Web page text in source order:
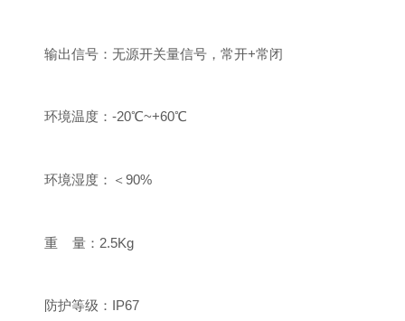
输出信号：无源开关量信号，常开+常闭
环境温度：-20℃~+60℃
环境湿度：＜90%
重 量：2.5Kg
防护等级：IP67